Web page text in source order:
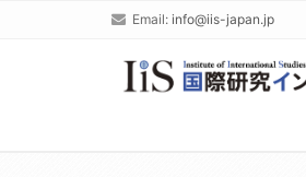
Email: info@iis-japan.jp